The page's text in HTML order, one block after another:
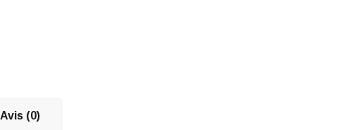
Avis (0)